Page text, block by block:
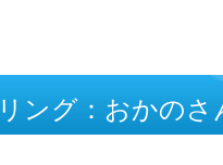
ング：おかの